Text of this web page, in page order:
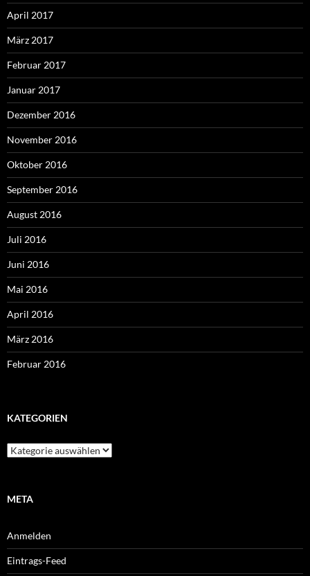
April 2017
März 2017
Februar 2017
Januar 2017
Dezember 2016
November 2016
Oktober 2016
September 2016
August 2016
Juli 2016
Juni 2016
Mai 2016
April 2016
März 2016
Februar 2016
KATEGORIEN
Kategorien
META
Anmelden
Eintrags-Feed